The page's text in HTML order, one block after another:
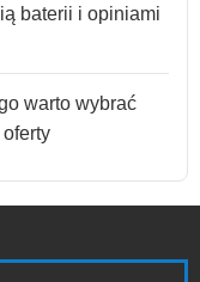
baterii i opiniami
warto wybrać